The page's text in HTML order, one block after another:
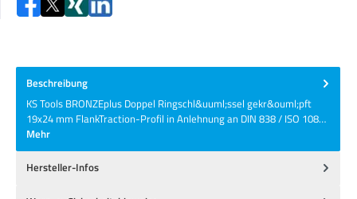
Beschreibung
KS Tools BRONZEplus Doppel Ringschl&uuml;ssel gekr&ouml;pft
19x24 mm FlankTraction-Profil in Anlehnung an DIN 838 / ISO 108…
Mehr
Hersteller-Infos